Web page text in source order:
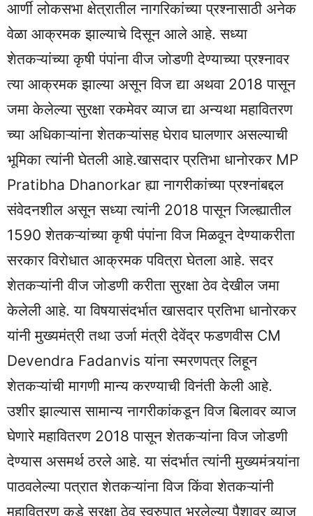
आर्णी लोकसभा क्षेत्रातील नागरिकांच्या प्रश्नासाठी अनेक
वेळा आक्रमक झाल्याचे दिसून आले आहे. सध्या
शेतकऱ्यांच्या कृषी पंपांना वीज जोडणी देण्याच्या प्रश्नावर
त्या आक्रमक झाल्या असून विज द्या अथवा 2018 पासून
जमा केलेल्या सुरक्षा रकमेवर व्याज द्या अन्यथा महावितरण
च्या अधिकाऱ्यांना शेतकऱ्यांसह घेराव घालणार असल्याची
भूमिका त्यांनी घेतली आहे.खासदार प्रतिभा धानोरकर MP
Pratibha Dhanorkar ह्या नागरीकांच्या प्रश्नांबद्दल
संवेदनशील असून सध्या त्यांनी 2018 पासून जिल्ह्यातील
1590 शेतकऱ्यांच्या कृषी पंपांना विज मिळवून देण्याकरीता
सरकार विरोधात आक्रमक पवित्रा घेतला आहे. सदर
शेतकऱ्यांनी वीज जोडणी करीता सुरक्षा ठेव देखील जमा
केलेली आहे. या विषयासंदर्भात खासदार प्रतिभा धानोरकर
यांनी मुख्यमंत्री तथा उर्जा मंत्री देवेंद्र फडणवीस CM
Devendra Fadanvis यांना स्मरणपत्र लिहून
शेतकऱ्यांची मागणी मान्य करण्याची विनंती केली आहे.
उशीर झाल्यास सामान्य नागरीकांकडून विज बिलावर व्याज
घेणारे महावितरण 2018 पासून शेतकऱ्यांना विज जोडणी
देण्यास असमर्थ ठरले आहे. या संदर्भात त्यांनी मुख्यमंत्र्यांना
पाठवलेल्या पत्रात शेतकऱ्यांना विज किंवा शेतकऱ्यांनी
महावितरण कडे सुरक्षा ठेव स्वरुपात भरलेल्या पैशावर व्याज